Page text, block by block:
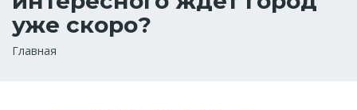
уже скоро?
Строка
Главная